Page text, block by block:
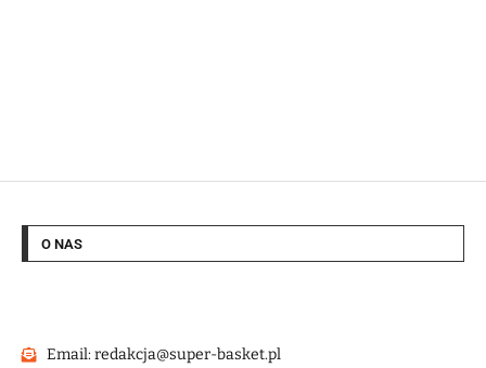
O NAS
Email: redakcja@super-basket.pl